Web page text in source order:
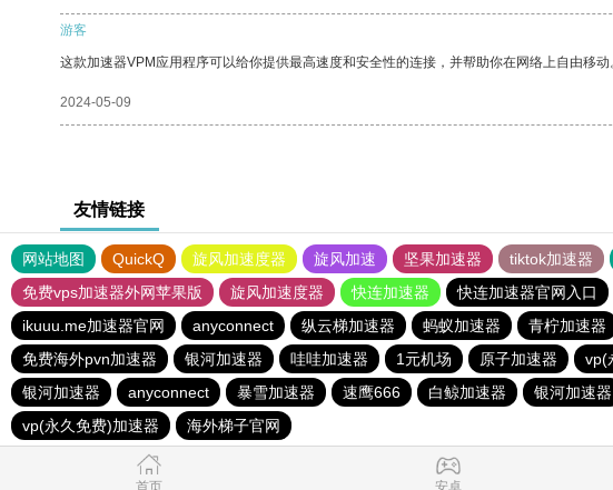
游客
这款加速器VPM应用程序可以给你提供最高速度和安全性的连接，并帮助你在网络上自由移动
2024-05-09
友情链接
网站地图 QuickQ 旋风加速度器 旋风加速 坚果加速器 tiktok加速器
免费vps加速器外网苹果版
旋风加速度器 快连加速器 快连加速器官网入口
ikuuu.me加速器官网
anyconnect 纵云梯加速器 蚂蚁加速器 青柠加速器
免费海外pvn加速器
银河加速器 哇哇加速器 1元机场 原子加速器 vp(
银河加速器
anyconnect 暴雪加速器 速鹰666 白鲸加速器 银河加速器
vp(永久免费)加速器
海外梯子官网
首页 安卓